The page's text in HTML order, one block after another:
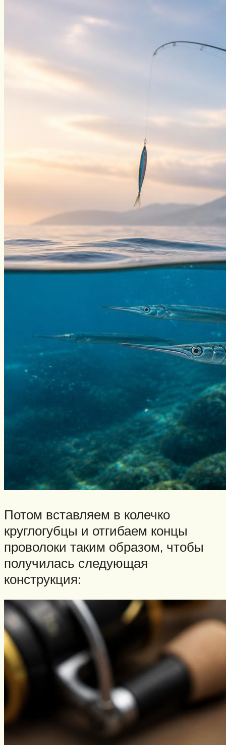
Потом вставляем в колечко
круглогубцы и отгибаем концы
проволоки таким образом, чтобы
получилась следующая
конструкция: